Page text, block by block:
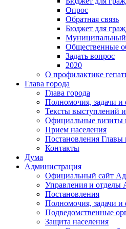
Опрос
Обратная связь
Бюджет для
Муниципальный
Общественные
Задать вопрос
2020
О профилактике
Глава города
Глава города
Полномочия, задачи
Тексты выступлений
Официальные визиты
Прием населения
Постановления Главы
Контакты
Дума
Администрация
Официальный сайт
Управления и отделы
Постановления
Полномочия, задачи
Подведомственные
Защита населения